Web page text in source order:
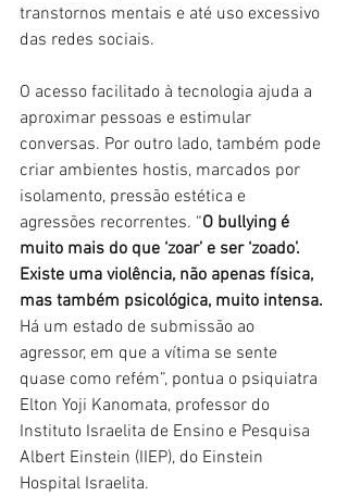
transtornos mentais e até uso excessivo
das redes sociais.
O acesso facilitado à tecnologia ajuda a
aproximar pessoas e estimular
conversas. Por outro lado, também pode
criar ambientes hostis, marcados por
isolamento, pressão estética e
agressões recorrentes. “O bullying é
muito mais do que ‘zoar’ e ser ‘zoado’.
Existe uma violência, não apenas física,
mas também psicológica, muito intensa.
Há um estado de submissão ao
agressor, em que a vítima se sente
quase como refém”, pontua o psiquiatra
Elton Yoji Kanomata, professor do
Instituto Israelita de Ensino e Pesquisa
Albert Einstein (IIEP), do Einstein
Hospital Israelita.